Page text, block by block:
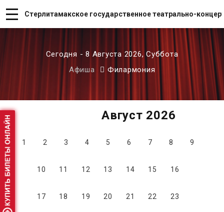
Стерлитамакское государственное театрально-
Сегодня - 8 Августа 2026, Суббота
Афиша
Филармония
Август 2026
1 2 3 4 5 6 7 8 9
10 11 12 13 14 15 16
17 18 19 20 21 22 23